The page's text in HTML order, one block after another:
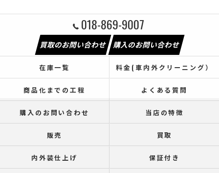
018-869-9007
買取のお問い合わせ 購入のお問い合わせ
在庫一覧 料金(車内外クリーニング）
商品化までの工程 よくある質問
購入のお問い合わせ 当店の特徴
販売 買取
内外装仕上げ 保証付き